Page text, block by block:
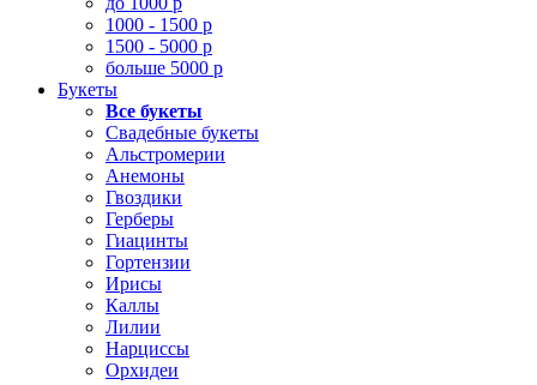
1000 - 1500 р
1500 - 5000 р
больше 5000 р
Букеты
Все букеты
Свадебные букеты
Альстромерии
Анемоны
Гвоздики
Герберы
Гиацинты
Гортензии
Ирисы
Каллы
Лилии
Нарциссы
Орхидеи